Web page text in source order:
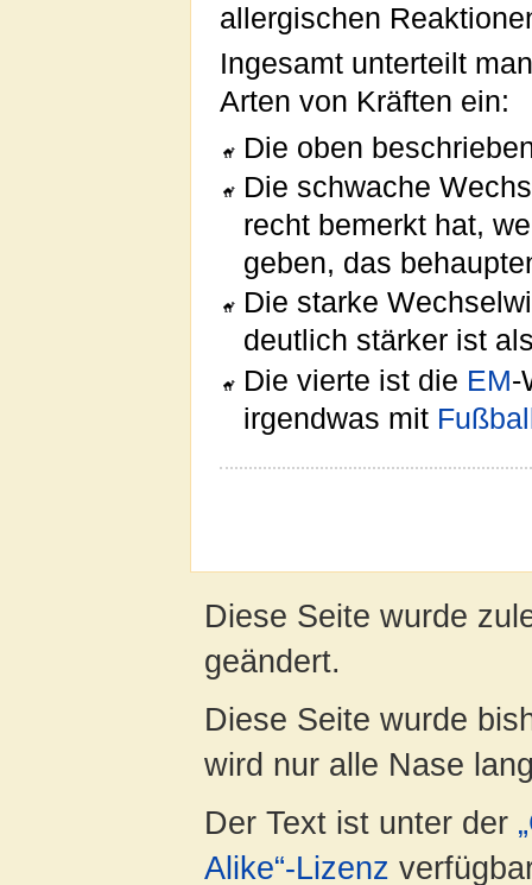
allergischen
Ingesamt unterteilt
Arten von Kräften ein:
Die oben
Die schwache
recht bemerkt hat,
geben, das
Die starke
deutlich stärker ist
Die vierte ist die EM-
irgendwas mit
Diese Seite wurde
geändert.
Diese Seite wurde
wird nur alle Nase
Der Text ist unter der
Alike“-Lizenz